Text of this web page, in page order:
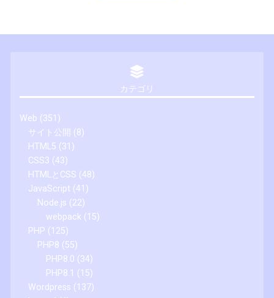
カテゴリ
Web (351)
サイト公開 (8)
HTML5 (31)
CSS3 (43)
HTMLとCSS (48)
JavaScript (41)
Node.js (22)
webpack (15)
PHP (125)
PHP8 (55)
PHP8.0 (34)
PHP8.1 (15)
Wordpress (137)